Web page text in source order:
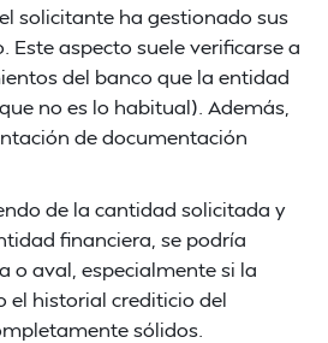
solicitante ha gestionado sus
Este aspecto suele verificarse a
del banco que la entidad
no es lo habitual). Además,
de documentación
de la cantidad solicitada y
financiera, se podría
o aval, especialmente si la
el historial crediticio del
sólidos.